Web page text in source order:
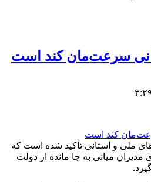
سرعت‌مان کند است
ملی و استانی تأکید شده است که
میانی به جا مانده از دولت